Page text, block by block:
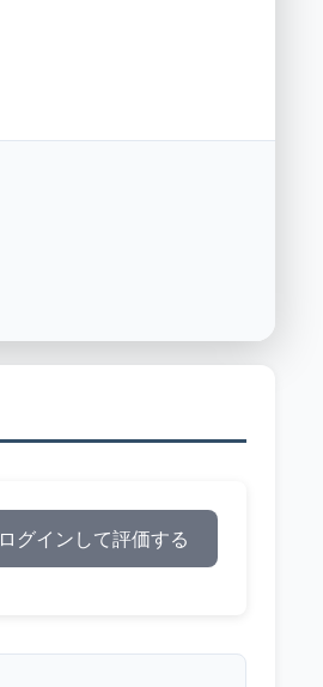
ログインして評価する